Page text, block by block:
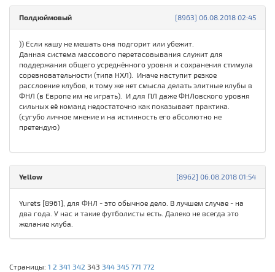
[8963] 06.08.2018 02:45
Полдюймовый
)) Если кашу не мешать она подгорит или убежит.
Данная система массового перетасовывания служит для
поддержания общего усреднённого уровня и сохранения стимула
соревновательности (типа НХЛ). Иначе наступит резкое
расслоение клубов, к тому же нет смысла делать элитные клубы в
ФНЛ (в Европе им не играть). И для ПЛ даже ФНЛовского уровня
сильных её команд недостаточно как показывает практика.
(сугубо личное мнение и на истинность его абсолютно не
претендую)
[8962] 06.08.2018 01:54
Yellow
Yurets [8961], для ФНЛ - это обычное дело. В лучшем случае - на
два года. У нас и такие футболисты есть. Далеко не всегда это
желание клуба.
Страницы: 1 2 341 342 343 344 345 771 772